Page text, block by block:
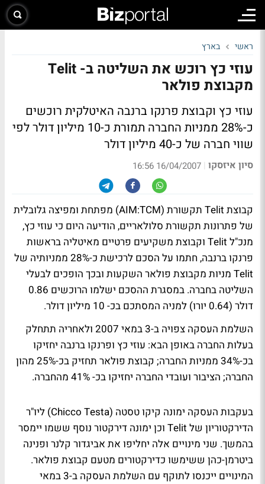
ראשי בארץ
עוזי כץ רוכש את השליטה ב- Telit
מקבוצת פולאר
עוזי כץ וקבוצת פרנקו ברנבה האיטלקית רוכשים
כ-28% ממניות החברה תמורת כ-10 מיליון דולר לפי
שווי חברה של כ-40 מיליון דולר
סיון איזסקו |
16/04/2007 16:56
קבוצת Telit תקשורת (AIM:TCM) מפתחת ומפיצה גלובלית
של פתרונות תקשורת סלולאריים, הודיעה היום כי עוזי כץ,
מנכ"ל Telit וקבוצת משקיעים פרטיים מאיטליה בראשות
פרנקו ברנבה, חתמו על הסכם לרכישת כ-28% ממניותיה של
Telit מניות מקבוצת פולאר השקעות ובכך הופכים לבעלי
השליטה בחברה. במסגרת ההסכם ישלמו הרוכשים 0.86
דולר (0.64 יורו) למניה המסתכם בכ- 10 מיליון דולר.
השלמת העסקה צפויה ב-3 במאי 2007 ולאחריה תתחלק
בעלות החברה באופן הבא: עוזי כץ ופרנקו ברנבה יחזיקו
בכ-34% ממניות החברה; קבוצת פולאר תחזיק בכ-25% מהון
החברה; הציבור ועובדי החברה יחזיקו בכ- 41% מהחברה.
בעקבות העסקה ימונה קיקו טסטה (Chicco Testa) ליו"ר
הדירקטוריון של Telit וכן ימונה דירקטור נוסף ששמו יימסר
בהמשך. שני מינויים אלה יחליפו את אביגדור קלנר ופנינה
ביטרמן-כהן ששימשו כדירקטורים מטעם קבוצת פולאר.
המינויים ייכנסו לתוקף עם השלמת העסקה ב-3 במאי